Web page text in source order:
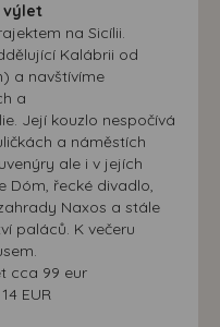
výlet
na Sicílii.
Kalábrii od
a navštívíme
a
Její kouzlo nespočívá
a náměstích
ale i v jejích
Dóm, řecké divadlo,
Naxos a stále
paláců. K večeru
cca 99 eur
EUR